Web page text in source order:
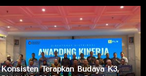
Konsisten Terapkan Budaya K3,